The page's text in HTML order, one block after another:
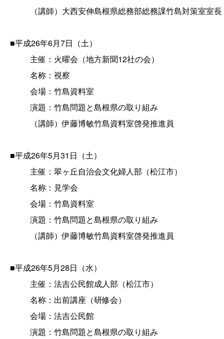
（講師）大西安伸島根県総務部総務課竹島対策室室長
■平成26年6月7日（土）
主催：火曜会（地方新聞12社の会）
名称：視察
会場：竹島資料室
演題：竹島問題と島根県の取り組み
（講師）伊藤博敏竹島資料室啓発推進員
■平成26年5月31日（土）
主催：翠ヶ丘自治会文化婦人部（松江市）
名称：見学会
会場：竹島資料室
演題：竹島問題と島根県の取り組み
（講師）伊藤博敏竹島資料室啓発推進員
■平成26年5月28日（水）
主催：法吉公民館成人部（松江市）
名称：出前講座（研修会）
会場：法吉公民館
演題：竹島問題と島根県の取り組み